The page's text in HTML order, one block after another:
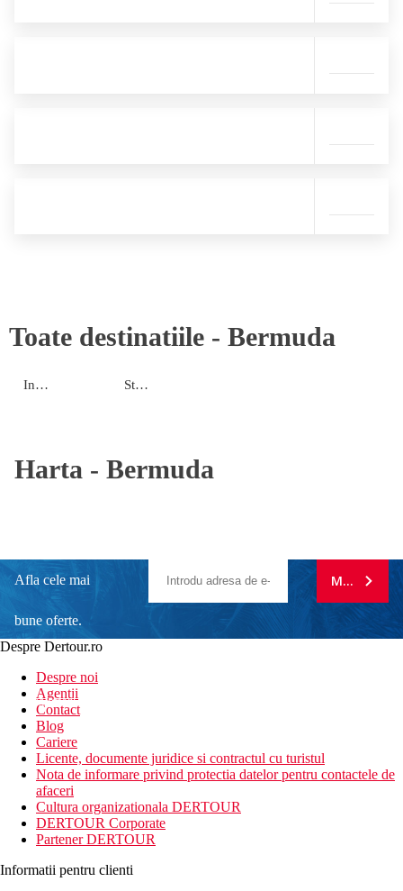
Toate destinatiile - Bermuda
Insula principala St. David Island
Harta - Bermuda
Afla cele mai
bune oferte.
newsletter!
MA
Despre Dertour.ro
Despre noi
Agentii
Contact
Blog
Cariere
Licente, documente juridice si contractul cu turistul
Nota de informare privind protectia datelor pentru contactele de
afaceri
Cultura organizationala DERTOUR
DERTOUR Corporate
Partener DERTOUR
Informatii pentru clienti